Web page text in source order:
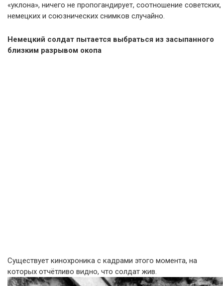
«уклона», ничего не пропогандирует, соотношение советских,
немецких и союзнических снимков случайно.
Немецкий солдат пытается выбраться из засыпанного
близким разрывом окопа
Существует кинохроника с кадрами этого момента, на
которых отчётливо видно, что солдат жив.